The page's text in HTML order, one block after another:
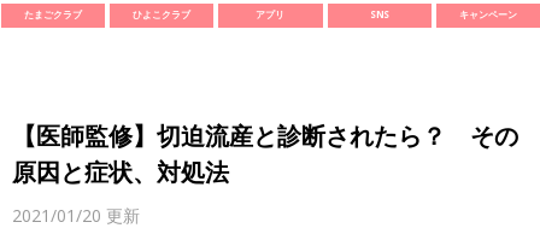
たまごクラブ ひよこクラブ アプリ SNS キャンペーン
【医師監修】切迫流産と診断されたら？ その
原因と症状、対処法
2021/01/20 更新